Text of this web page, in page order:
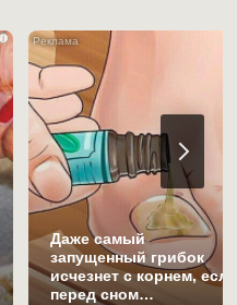
i
Даже самый
запущенный грибок
исчезнет с корнем,
перед сном…